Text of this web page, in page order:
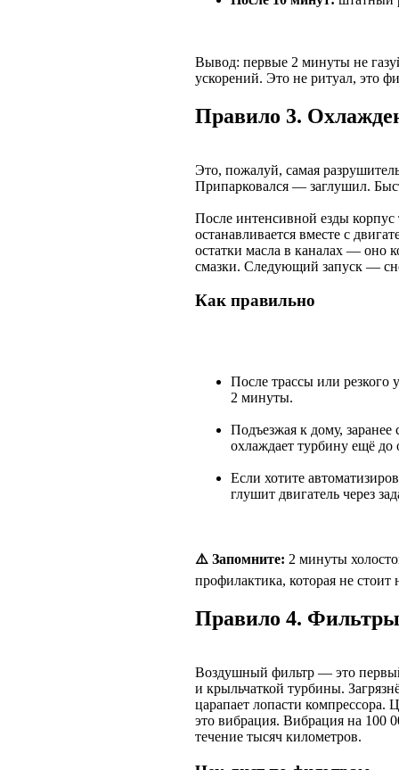
Вывод: первые 2 минуты не
ускорений. Это не ритуал, это
Правило 3.
Это, пожалуй, самая
Припарковался — заглушил.
После интенсивной езды
останавливается вместе с
остатки масла в каналах — оно
смазки. Следующий запуск —
Как правильно
После трассы или резкого
2 минуты.
Подъезжая к дому, заранее
охлаждает турбину ещё до
Если хотите
глушит двигатель через
⚠️ Запомните: 2 минуты
профилактика, которая не стоит
Правило 4.
Воздушный фильтр — это
и крыльчаткой турбины.
царапает лопасти
это вибрация. Вибрация на 100
течение тысяч километров.